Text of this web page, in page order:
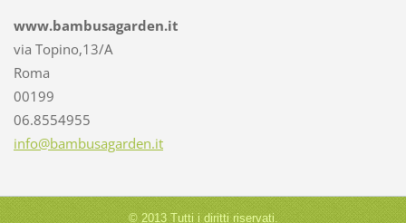
www.bambusagarden.it
via Topino,13/A
Roma
00199
06.8554955
info@bambusagarden.it
© 2013 Tutti i diritti riservati.